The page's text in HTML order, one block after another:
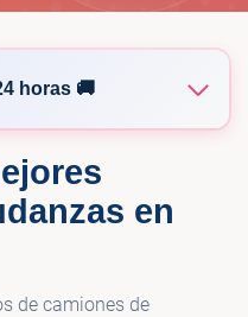
horas 🚚
- Salt Lake
en
de camiones de